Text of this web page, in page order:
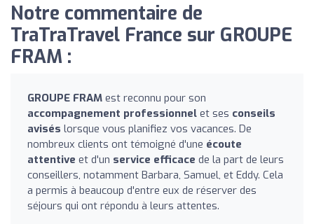
Notre commentaire de
TraTraTravel France sur GROUPE
FRAM :
GROUPE FRAM est reconnu pour son
accompagnement professionnel et ses conseils
avisés lorsque vous planifiez vos vacances. De
nombreux clients ont témoigné d'une écoute
attentive et d'un service efficace de la part de leurs
conseillers, notamment Barbara, Samuel, et Eddy. Cela
a permis à beaucoup d'entre eux de réserver des
séjours qui ont répondu à leurs attentes.